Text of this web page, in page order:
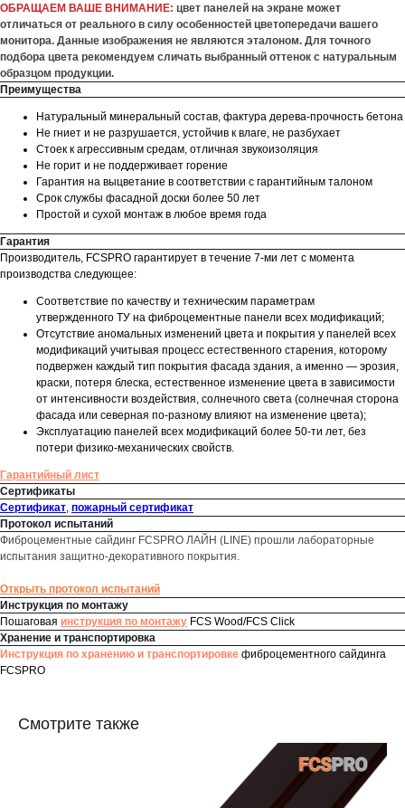
ОБРАЩАЕМ ВАШЕ ВНИМАНИЕ: цвет панелей на экране может
отличаться от реального в силу особенностей цветопередачи вашего
монитора. Данные изображения не являются эталоном. Для точного
подбора цвета рекомендуем сличать выбранный оттенок с натуральным
образцом продукции.
Преимущества
Натуральный минеральный состав, фактура дерева-прочность бетона
Не гниет и не разрушается, устойчив к влаге, не разбухает
Стоек к агрессивным средам, отличная звукоизоляция
Не горит и не поддерживает горение
Гарантия на выцветание в соответствии с гарантийным талоном
Срок службы фасадной доски более 50 лет
Простой и сухой монтаж в любое время года
Гарантия
Производитель, FCSPRO гарантирует в течение 7-ми лет с момента
производства следующее:
Соответствие по качеству и техническим параметрам
утвержденного ТУ на фиброцементные панели всех модификаций;
Отсутствие аномальных изменений цвета и покрытия у панелей всех
модификаций учитывая процесс естественного старения, которому
подвержен каждый тип покрытия фасада здания, а именно — эрозия,
краски, потеря блеска, естественное изменение цвета в зависимости
от интенсивности воздействия, солнечного света (солнечная сторона
фасада или северная по-разному влияют на изменение цвета);
Эксплуатацию панелей всех модификаций более 50-ти лет, без
потери физико-механических свойств.
Гарантийный лист
Сертификаты
Сертификат, пожарный сертификат
Протокол испытаний
Фиброцементные сайдинг FCSPRO ЛАЙН (LINE) прошли лабораторные
испытания защитно-декоративного покрытия.
Открыть протокол испытаний
Инструкция по монтажу
Пошаговая инструкция по монтажу FCS Wood/FCS Click
Хранение и транспортировка
Инструкция по хранению и транспортировке фиброцементного сайдинга
FCSPRO
Смотрите также